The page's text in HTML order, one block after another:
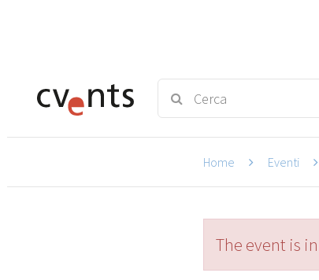
Home Eventi
The event is